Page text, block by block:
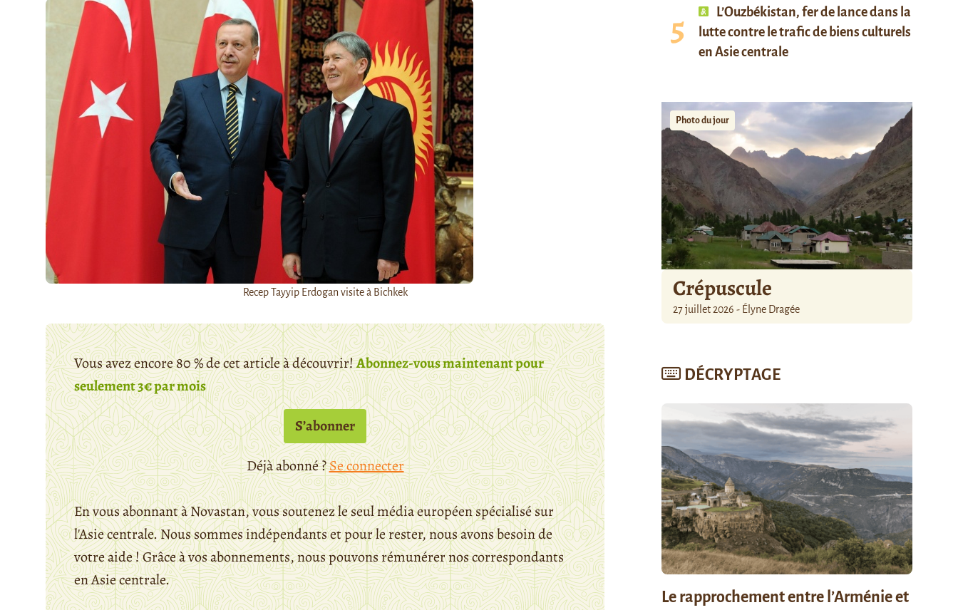
Recep Tayyip Erdogan visite à Bichkek
Vous avez encore 80 % de cet article à découvrir!Abonnez-vous maintenant pour
seulement 3€ par mois
S’abonner
Déjà abonné ?Se connecter
En vous abonnant à Novastan, vous soutenez le seul média européen spécialisé sur
l'Asie centrale. Nous sommes indépendants et pour le rester, nous avons besoin de
votre aide ! Grâce à vos abonnements, nous pouvons rémunérer nos correspondants
en Asie centrale.
L’Ouzbékistan, fer de lance dans la
lutte contre le trafic de biens culturels
en Asie centrale
Photo du jour
Crépuscule
27 juillet 2026 - Élyne Dragée
DÉCRYPTAGE
Le rapprochement entre l’Arménie et